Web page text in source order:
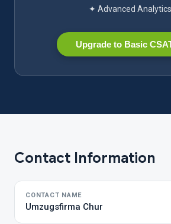
✦ Advanced Analytics
Upgrade to Basic
Contact Information
CONTACT NAME
Umzugsfirma Chur